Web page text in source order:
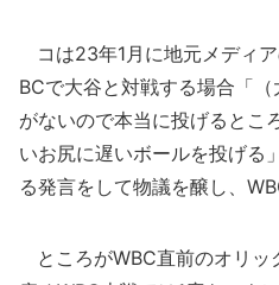
コは23年1月に地元メディ
BCで大谷と対戦する場合「
がないので本当に投げるとこ
いお尻に遅いボールを投げる
る発言をして物議を醸し、
ところがWBC直前のオリッ